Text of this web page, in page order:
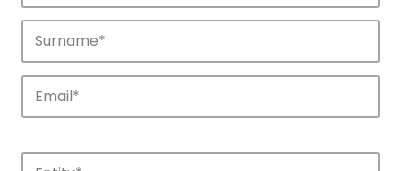
Companies
Discover the companies that drive
innovation in APTE’s parks.